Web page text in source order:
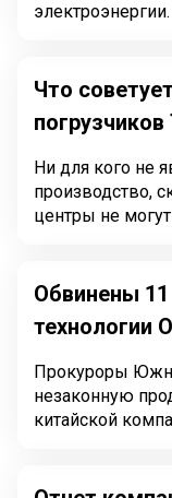
Что
Ни для кого не
производство,
центры не могут
Обвинены 11
технологии
Прокуроры
незаконную
китайской